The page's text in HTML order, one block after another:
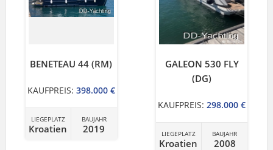
BENETEAU 44 (RM)
KAUFPREIS: 398.000 €
LIEGEPLATZ
Kroatien
BAUJAHR
2019
GALEON 530 FLY
(DG)
KAUFPREIS: 298.000 €
LIEGEPLATZ
Kroatien
BAUJAHR
2008